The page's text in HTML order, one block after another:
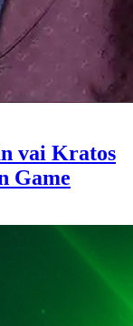
vai Kratos
Game